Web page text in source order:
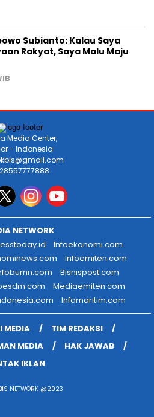
Subianto: Kalau Saya
Rakyat, Saya Malu Maju
Media Center,
- Indonesia
NETWORK
Infoekonomi.com
Infoemiten.com
Bisnispost.com
Mediaemiten.com
Infomaritim.com
MEDIA
TIM REDAKSI
MEDIA
HAK JAWAB
IKLAN
NETWORK @2023